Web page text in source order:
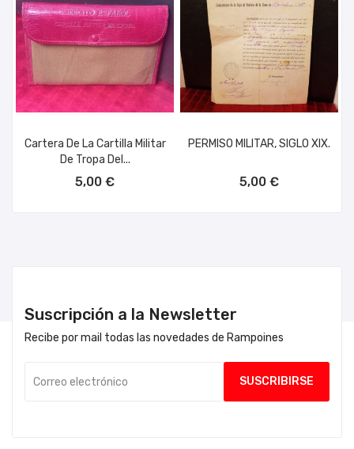
Cartera De La Cartilla Militar
De Tropa Del...
5,00 €
PERMISO MILITAR, SIGLO XIX.
5,00 €
Suscripción a la Newsletter
Recibe por mail todas las novedades de Rampoines